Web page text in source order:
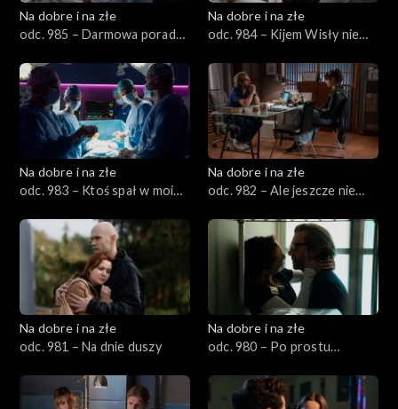
Na dobre i na złe
odc. 985 – Darmowa porada
Na dobre i na złe
odc. 984 – Kijem Wisły nie
Na dobre i na złe
odc. 983 – Ktoś spał w moim
Na dobre i na złe
odc. 982 – Ale jeszcze nie
Na dobre i na złe
odc. 981 – Na dnie duszy
Na dobre i na złe
odc. 980 – Po prostu